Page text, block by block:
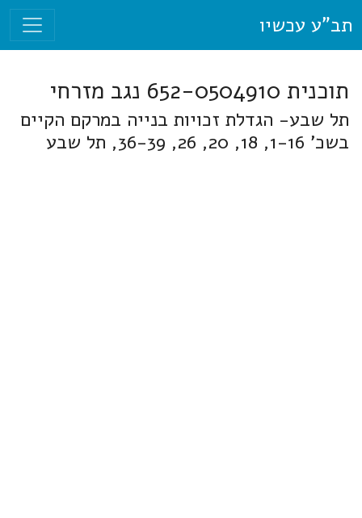
תב"ע עכשיו
תוכנית 652-0504910 נגב מזרחי
תל שבע- הגדלת זכויות בנייה במרקם הקיים
בשכ' 1-16, 18, 20, 26, 36-39, תל שבע